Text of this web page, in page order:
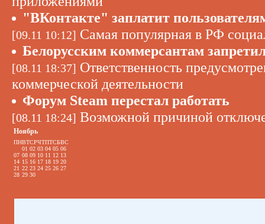
"ВКонтакте" заплатит
[09.11 10:12] Самая популярная в РФ
Белорусским коммерсантам
[08.11 18:37] Ответственность
коммерческой деятельности
Форум Steam перестал работать
[08.11 18:24] Возможной причиной
Ноябрь
ПНВТСРЧТПТСБВС
01 02 03 04 05 06
07 08 09 10 11 12 13
14 15 16 17 18 19 20
21 22 23 24 25 26 27
28 29 30